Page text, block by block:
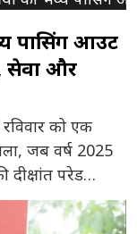
पासिंग आउट
सेवा और
को एक
जब वर्ष 2025
परेड
आयोजन लखनऊ के
हुआ, जिसमें